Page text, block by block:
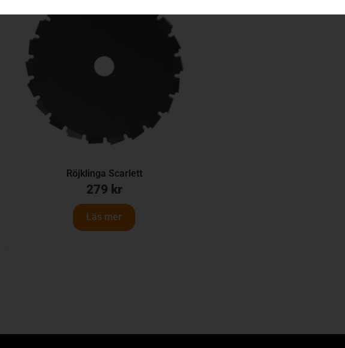
Röjklinga Scarlett
279 kr
Läs mer